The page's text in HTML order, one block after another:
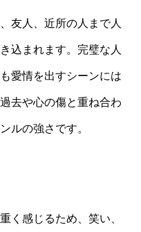
友人、近所の人まで人
込まれます。完璧な人
愛情を出すシーンには
去や心の傷と重ね合わ
ルの強さです。
く感じるため、笑い、